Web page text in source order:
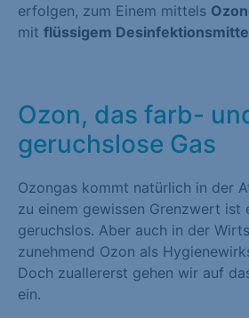
erfolgen, zum Einem mittels
mit flüssigem
Ozon, das farb-
geruchslose Gas
Ozongas kommt natürlich in der
zu einem gewissen Grenzwert ist
geruchslos. Aber auch in der
zunehmend Ozon als
Doch zuallererst gehen wir auf
ein.